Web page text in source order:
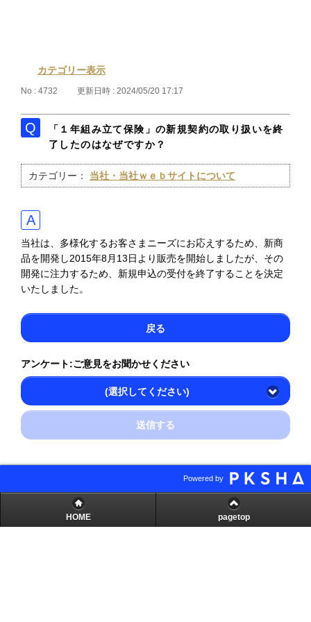
カテゴリー表示
No : 4732 更新日時 : 2024/05/20 17:17
「１年組み立て保険」の新規契約の取り扱いを終
了したのはなぜですか？
カテゴリー： 当社・当社ｗｅｂサイトについて
当社は、多様化するお客さまニーズにお応えするため、新商
品を開発し2015年8月13日より販売を開始しましたが、その
開発に注力するため、新規申込の受付を終了することを決定
いたしました。
戻る
アンケート:ご意見をお聞かせください
(選択してください)
送信する
Powered by
HOME pagetop